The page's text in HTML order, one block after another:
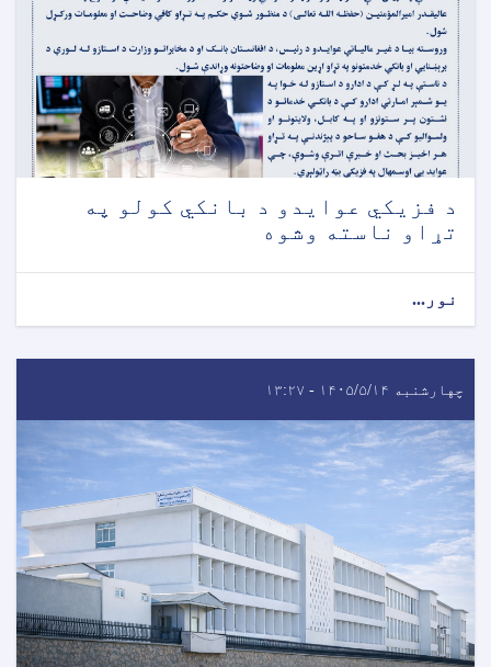
د فزیکي عوایدو د بانکي کولو په
تړاو ناسته وشوه
نور...
چهارشنبه ۱۴۰۵/۵/۱۴ - ۱۳:۲۷